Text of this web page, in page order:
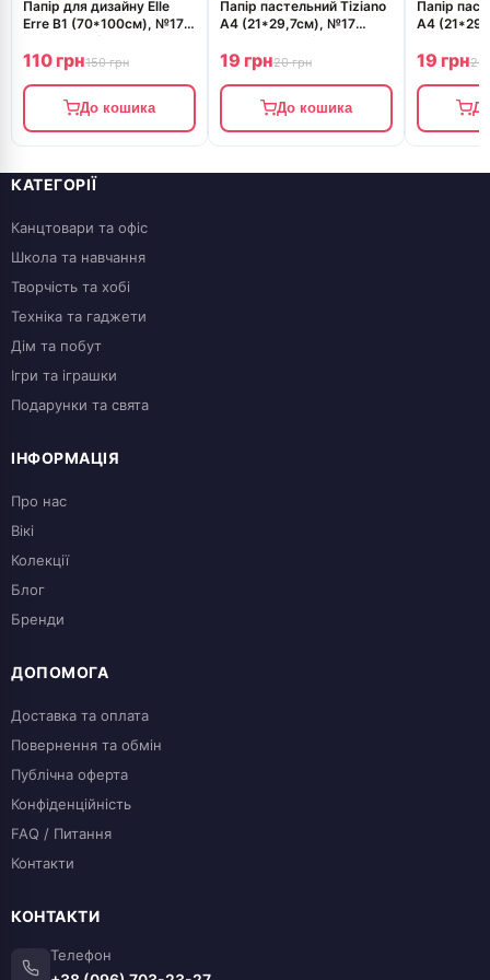
Папір для дизайну Elle
Erre B1 (70*100см), №17
onice, 220г/м2, кремовий,
дві текстури, Fabriano
110 грн150 грн
До кошика
Папір пастельний Tiziano
A4 (21*29,7см), №17
c.zucch., 160г/м2, сіро-
голубий, середнє зерно,
Fabrian
19 грн20 грн
До кошика
Папір
A4
з
зерно, F
19 грн20
КАТЕГОРІЇ
Канцтовари та офіс
Школа та навчання
Творчість та хобі
Техніка та гаджети
Дім та побут
Ігри та іграшки
Подарунки та свята
ІНФОРМАЦІЯ
Про нас
Вікі
Колекції
Блог
Бренди
ДОПОМОГА
Доставка та оплата
Повернення та обмін
Публічна оферта
Конфіденційність
FAQ / Питання
Контакти
КОНТАКТИ
Телефон